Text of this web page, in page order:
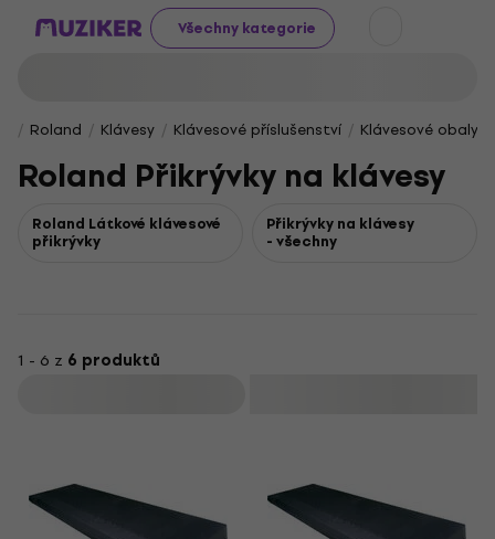
Všechny kategorie
Roland Klávesy Klávesové příslušenství Klávesové obaly,
Roland Přikrývky na klávesy
Roland Látkové klávesové
přikrývky
Přikrývky na klávesy
- všechny
1 - 6 z 6 produktů